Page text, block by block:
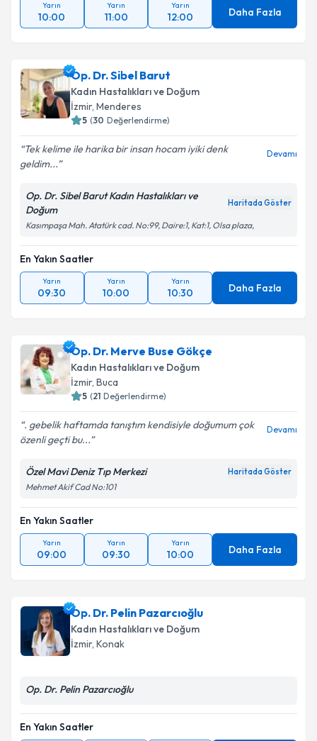
Yarın
10:00
Yarın
11:00
Yarın
12:00 Daha Fazla
Op. Dr. Sibel Barut
Kadın Hastalıkları ve Doğum
İzmir, Menderes
5 (30 Değerlendirme)
Tek kelime ile harika bir insan hocam iyiki denk
geldim...
Devamı
Op. Dr. Sibel Barut Kadın Hastalıkları ve
Doğum
Haritada Göster
Kasımpaşa Mah. Atatürk cad. No:99, Daire:1, Kat:1, Olsa plaza,
En Yakın Saatler
Yarın
09:30
Yarın
10:00
Yarın
10:30 Daha Fazla
Op. Dr. Merve Buse Gökçe
Kadın Hastalıkları ve Doğum
İzmir, Buca
5 (21 Değerlendirme)
. gebelik haftamda tanıştım kendisiyle doğumum çok
özenli geçti bu...
Devamı
Özel Mavi Deniz Tıp Merkezi Haritada Göster
Mehmet Akif Cad No:101
En Yakın Saatler
Yarın
09:00
Yarın
09:30
Yarın
10:00 Daha Fazla
Op. Dr. Pelin Pazarcıoğlu
Kadın Hastalıkları ve Doğum
İzmir, Konak
Op. Dr. Pelin Pazarcıoğlu
En Yakın Saatler